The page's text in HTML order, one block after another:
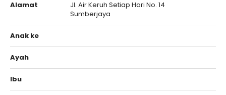
Alamat
Jl. Air Keruh Setiap Hari No. 14
Sumberjaya
Anak ke
Ayah
Ibu